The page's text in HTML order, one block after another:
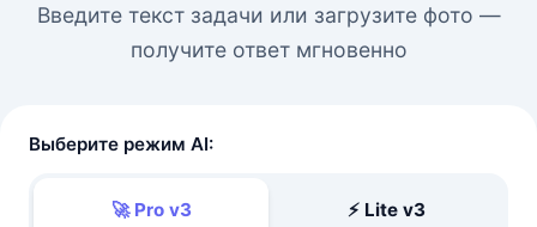
Введите текст задачи или загрузите фото —
получите ответ мгновенно
Выберите режим AI:
🚀 Pro v3 ⚡ Lite v3